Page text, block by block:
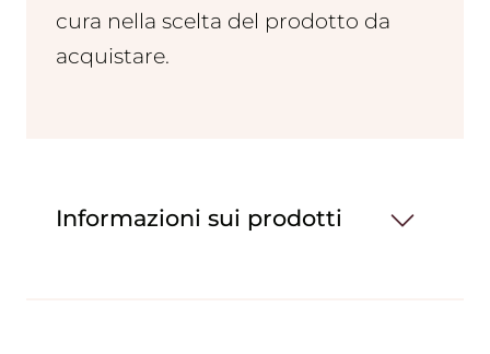
cura nella scelta del prodotto da
acquistare.
Informazioni sui prodotti